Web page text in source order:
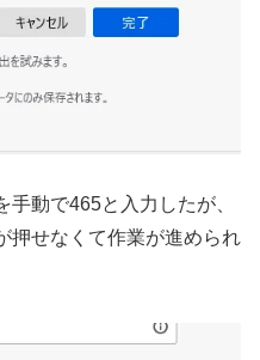
動で465と入力したが、
押せなくて作業が進められ